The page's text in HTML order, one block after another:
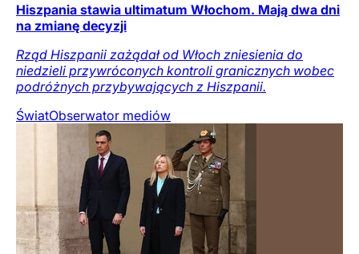
Hiszpania stawia ultimatum Włochom. Mają dwa dni
na zmianę decyzji
Rząd Hiszpanii zażądał od Włoch zniesienia do
niedzieli przywróconych kontroli granicznych wobec
podróżnych przybywających z Hiszpanii.
ŚwiatObserwator mediów